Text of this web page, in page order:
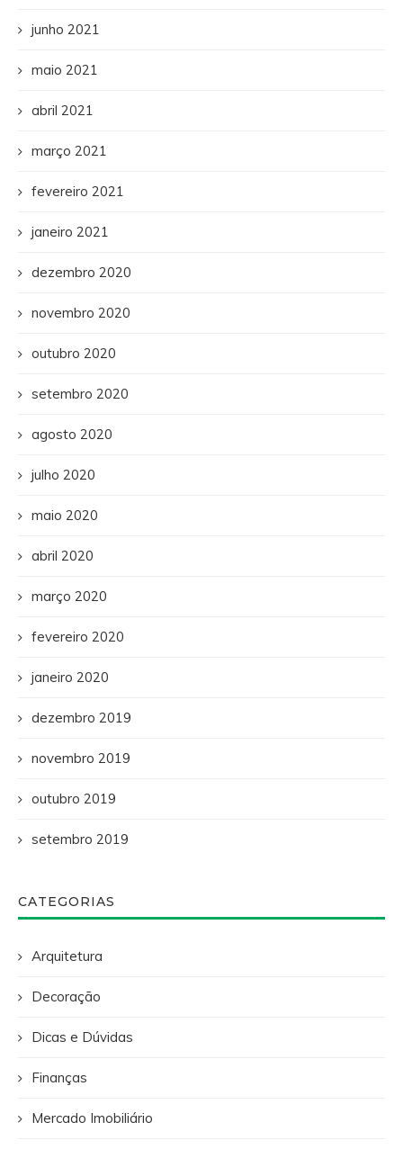
junho 2021
maio 2021
abril 2021
março 2021
fevereiro 2021
janeiro 2021
dezembro 2020
novembro 2020
outubro 2020
setembro 2020
agosto 2020
julho 2020
maio 2020
abril 2020
março 2020
fevereiro 2020
janeiro 2020
dezembro 2019
novembro 2019
outubro 2019
setembro 2019
CATEGORIAS
Arquitetura
Decoração
Dicas e Dúvidas
Finanças
Mercado Imobiliário